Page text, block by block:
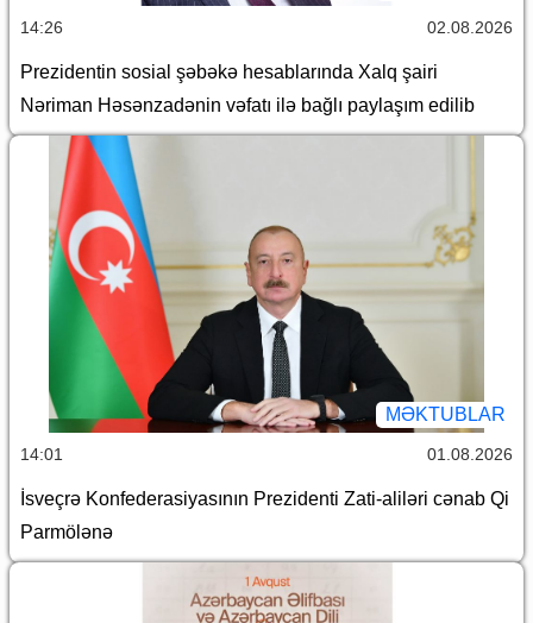
14:26 02.08.2026
Prezidentin sosial şəbəkə hesablarında Xalq şairi
Nəriman Həsənzadənin vəfatı ilə bağlı paylaşım edilib
MƏKTUBLAR
14:01 01.08.2026
İsveçrə Konfederasiyasının Prezidenti Zati-aliləri cənab Qi
Parmölənə